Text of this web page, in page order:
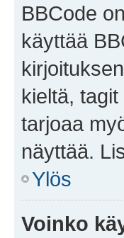
BBCode
käyttää
kieltä,
tarjoaa
näyttää.
Ylös
Voinko